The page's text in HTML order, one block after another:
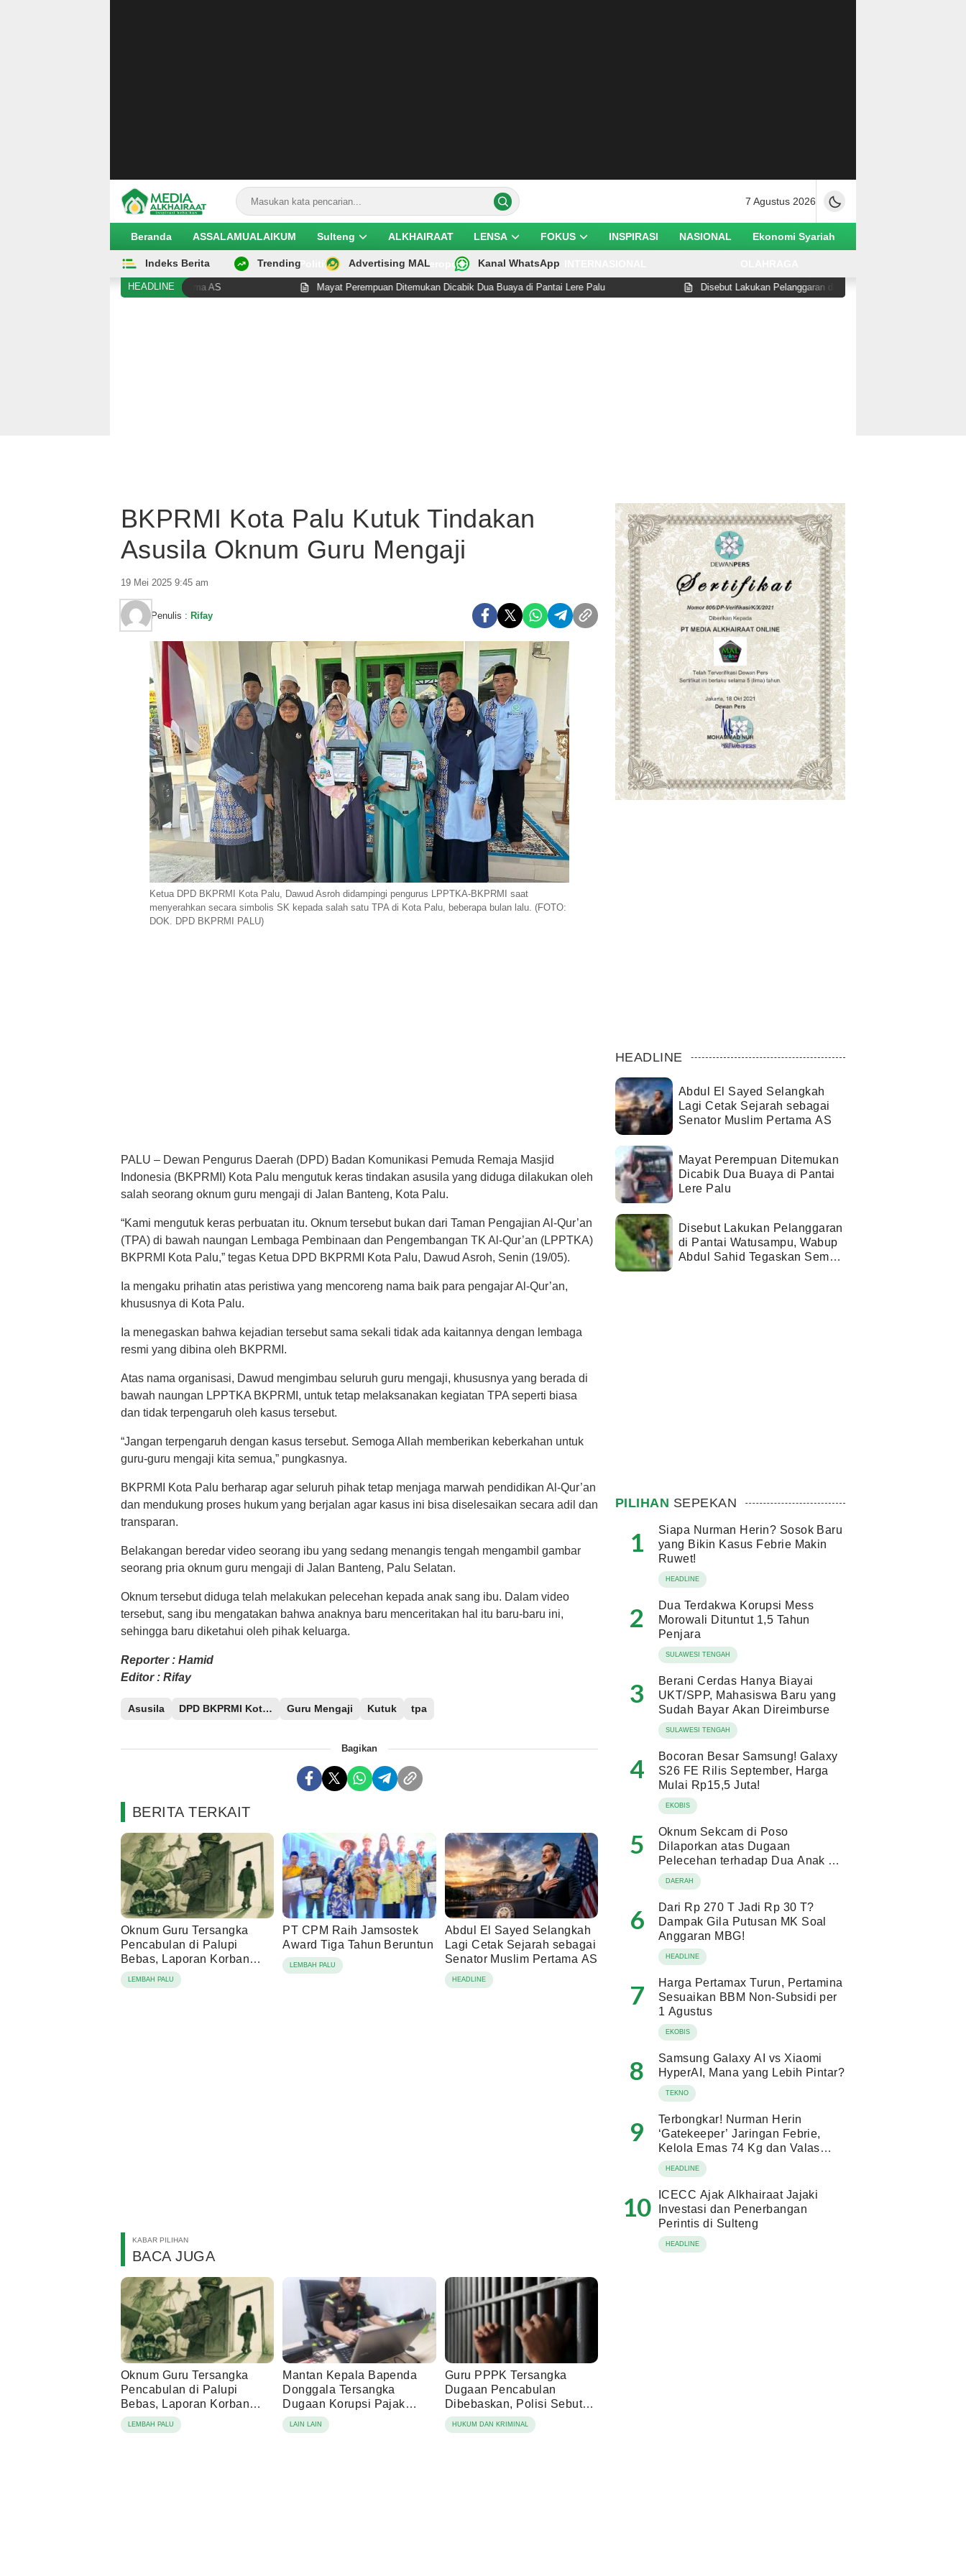
7 Agustus 2026
Beranda ASSALAMUALAIKUM Sulteng ALKHAIRAAT LENSA FOKUS INSPIRASI NASIONAL Ekonomi Syariah
EKOBIS Politik Teropong
Indeks Berita Trending Advertising MAL Kanal WhatsApp
HEADLINE
sebagai Senator Muslim Pertama AS Mayat Perempuan Ditemukan Dicabik Dua Buaya di Pantai Lere Palu Disebut Lakukan Pelanggaran di Pantai Watusampu, Wabup Abdul Sahid
BKPRMI Kota Palu Kutuk Tindakan
Asusila Oknum Guru Mengaji
19 Mei 2025 9:45 am
Penulis : Rifay
Ketua DPD BKPRMI Kota Palu, Dawud Asroh didampingi pengurus LPPTKA-BKPRMI saat
menyerahkan secara simbolis SK kepada salah satu TPA di Kota Palu, beberapa bulan lalu. (FOTO:
DOK. DPD BKPRMI PALU)
PALU – Dewan Pengurus Daerah (DPD) Badan Komunikasi Pemuda Remaja Masjid
Indonesia (BKPRMI) Kota Palu mengutuk keras tindakan asusila yang diduga dilakukan oleh
salah seorang oknum guru mengaji di Jalan Banteng, Kota Palu.
“Kami mengutuk keras perbuatan itu. Oknum tersebut bukan dari Taman Pengajian Al-Qur’an
(TPA) di bawah naungan Lembaga Pembinaan dan Pengembangan TK Al-Qur’an (LPPTKA)
BKPRMI Kota Palu,” tegas Ketua DPD BKPRMI Kota Palu, Dawud Asroh, Senin (19/05).
Ia mengaku prihatin atas peristiwa yang mencoreng nama baik para pengajar Al-Qur’an,
khususnya di Kota Palu.
Ia menegaskan bahwa kejadian tersebut sama sekali tidak ada kaitannya dengan lembaga
resmi yang dibina oleh BKPRMI.
Atas nama organisasi, Dawud mengimbau seluruh guru mengaji, khususnya yang berada di
bawah naungan LPPTKA BKPRMI, untuk tetap melaksanakan kegiatan TPA seperti biasa
dan tidak terpengaruh oleh kasus tersebut.
“Jangan terpengaruh dengan kasus tersebut. Semoga Allah memberikan keberkahan untuk
guru-guru mengaji kita semua,” pungkasnya.
BKPRMI Kota Palu berharap agar seluruh pihak tetap menjaga marwah pendidikan Al-Qur’an
dan mendukung proses hukum yang berjalan agar kasus ini bisa diselesaikan secara adil dan
transparan.
Belakangan beredar video seorang ibu yang sedang menangis tengah mengambil gambar
seorang pria oknum guru mengaji di Jalan Banteng, Palu Selatan.
Oknum tersebut diduga telah melakukan pelecehan kepada anak sang ibu. Dalam video
tersebut, sang ibu mengatakan bahwa anaknya baru menceritakan hal itu baru-baru ini,
sehingga baru diketahui oleh pihak keluarga.
Reporter : Hamid
Editor : Rifay
Asusila DPD BKPRMI Kota Palu Guru Mengaji Kutuk tpa
Bagikan
BERITA TERKAIT
Oknum Guru Tersangka
Pencabulan di Palupi
Bebas, Laporan Korban
Berujung Damai
LEMBAH PALU
PT CPM Raih Jamsostek
Award Tiga Tahun Beruntun
LEMBAH PALU
Abdul El Sayed Selangkah
Lagi Cetak Sejarah sebagai
Senator Muslim Pertama AS
HEADLINE
KABAR PILIHAN
BACA JUGA
Oknum Guru Tersangka
Pencabulan di Palupi
Bebas, Laporan Korban
Berujung Damai
LEMBAH PALU
Mantan Kepala Bapenda
Donggala Tersangka
Dugaan Korupsi Pajak
Tambang
LAIN LAIN
Guru PPPK Tersangka
Dugaan Pencabulan
Dibebaskan, Polisi Sebut
Laporan Dicabut Keluarga
Korban
HUKUM DAN KRIMINAL
HEADLINE
Abdul El Sayed Selangkah
Lagi Cetak Sejarah sebagai
Senator Muslim Pertama AS
Mayat Perempuan Ditemukan
Dicabik Dua Buaya di Pantai
Lere Palu
Disebut Lakukan Pelanggaran
di Pantai Watusampu, Wabup
Abdul Sahid Tegaskan Semua
PILIHAN SEPEKAN
1
Siapa Nurman Herin? Sosok Baru
yang Bikin Kasus Febrie Makin
Ruwet!
HEADLINE
2
Dua Terdakwa Korupsi Mess
Morowali Dituntut 1,5 Tahun
Penjara
SULAWESI TENGAH
3
Berani Cerdas Hanya Biayai
UKT/SPP, Mahasiswa Baru yang
Sudah Bayar Akan Direimburse
SULAWESI TENGAH
4
Bocoran Besar Samsung! Galaxy
S26 FE Rilis September, Harga
Mulai Rp15,5 Juta!
EKOBIS
5
Oknum Sekcam di Poso
Dilaporkan atas Dugaan
Pelecehan terhadap Dua Anak di
Bawah Umur
DAERAH
6
Dari Rp 270 T Jadi Rp 30 T?
Dampak Gila Putusan MK Soal
Anggaran MBG!
HEADLINE
7
Harga Pertamax Turun, Pertamina
Sesuaikan BBM Non-Subsidi per
1 Agustus
EKOBIS
8
Samsung Galaxy AI vs Xiaomi
HyperAI, Mana yang Lebih Pintar?
TEKNO
9
Terbongkar! Nurman Herin
‘Gatekeeper’ Jaringan Febrie,
Kelola Emas 74 Kg dan Valas
Ratusan Miliar!
HEADLINE
10
ICECC Ajak Alkhairaat Jajaki
Investasi dan Penerbangan
Perintis di Sulteng
HEADLINE